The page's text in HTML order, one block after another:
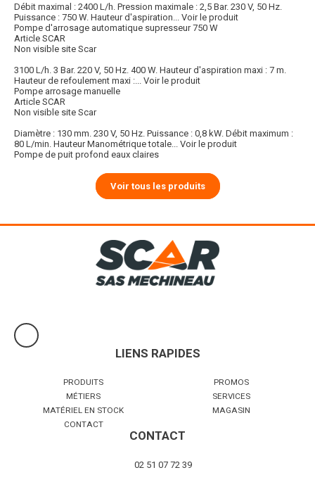
Débit maximal : 2400 L/h. Pression maximale : 2,5 Bar. 230 V, 50 Hz.
Puissance : 750 W. Hauteur d'aspiration...
Voir le produit
Pompe d'arrosage automatique supresseur 750 W
Article SCAR
Non visible site Scar
3100 L/h. 3 Bar. 220 V, 50 Hz. 400 W. Hauteur d'aspiration maxi : 7 m.
Hauteur de refoulement maxi :...
Voir le produit
Pompe arrosage manuelle
Article SCAR
Non visible site Scar
Diamètre : 130 mm. 230 V, 50 Hz. Puissance : 0,8 kW. Débit maximum :
80 L/min. Hauteur Manométrique totale...
Voir le produit
Pompe de puit profond eaux claires
Voir tous les produits
LIENS RAPIDES
PRODUITS
PROMOS
MÉTIERS
SERVICES
MATÉRIEL EN STOCK
MAGASIN
CONTACT
CONTACT
02 51 07 72 39